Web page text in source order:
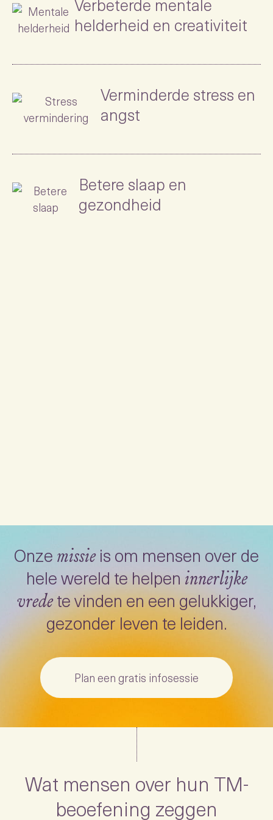
helderheid en creativiteit
Verminderde stress en
angst
Betere slaap en
gezondheid
Onze missieis om mensen over de
hele wereld te helpen innerlijke
vredete vinden en een gelukkiger,
gezonder leven te leiden.
Plan een gratis infosessie
Wat mensen over hun TM-
beoefening zeggen